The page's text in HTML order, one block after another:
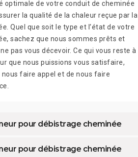
optimale de votre conduit de cheminée
la qualité de la chaleur reçue par la
Quel que soit le type et l’état de votre
sachez que nous sommes prêts et
pas vous décevoir. Ce qui vous reste à
que nous puissions vous satisfaire,
nous faire appel et de nous faire
pour débistrage cheminée
pour débistrage cheminée